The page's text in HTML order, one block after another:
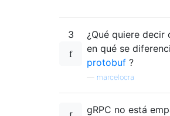
3
¿Qué quiere decir
en qué se
protobuf ?
marcelocra
gRPC no está